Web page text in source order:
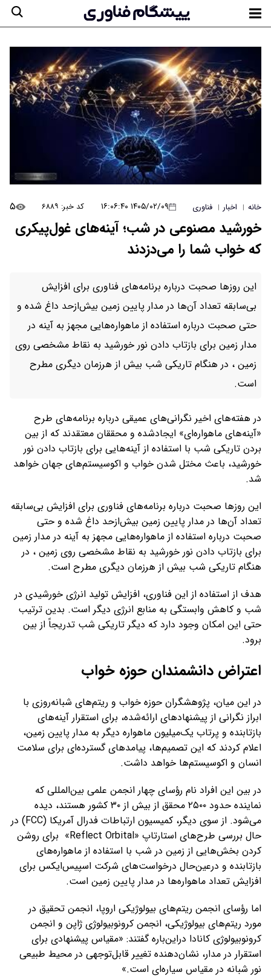
خانه | اخبار | فناوری ۱۴۰۵/۰۲/۰۹ ۱۶:۰۶:۴۰ کد خبر: ۶۸۸۹ ۵
خورشید مصنوعی در شب؛ آینه‌های غول‌پیکری
که خواب شما را می‌دزدند
این روزها صحبت درباره برنامه‌های فناوری برای افزایش
بی‌سابقه تعداد آن‌ها در مدار پایین زمین بیش‌ازحد داغ شده و
حتی صحبت درباره استفاده از ماهواره‌هایی مجهز به آینه در
مدار زمین برای بازتاب دادن نور خورشید به نقاط مشخصی روی
زمین ، در هنگام تاریکی شب بیش از هرزمان دیگری مطرح
است.
در هفته‌های اخیر نگرانی‌های عمیقی درباره برنامه‌های طرح
«آینه‌های ماهواره‌ای» ایجادشده و محققان معتقدند که از بین
بردن تاریکی شب با استفاده از آینه‌هایی برای بازتاب دادن نور
خورشید، باعث مختل شدن خواب و اکوسیستم‌های جهان خواهد
شد.
این روزها صحبت درباره برنامه‌های فناوری برای افزایش بی‌سابقه
تعداد آن‌ها در مدار پایین زمین بیش‌ازحد داغ شده و حتی
صحبت درباره استفاده از ماهواره‌هایی مجهز به آینه در مدار زمین
برای بازتاب دادن نور خورشید به نقاط مشخصی روی زمین ، در
هنگام تاریکی شب بیش از هرزمان دیگری مطرح است.
هدف از استفاده از این فناوری، افزایش تولید انرژی خورشیدی در
شب و کاهش وابستگی به منابع انرژی دیگر است. بدین ترتیب
حتی این امکان وجود دارد که دیگر تاریکی شب تدریجاً از بین
برود.
اعتراض دانشمندان حوزه خواب
در این میان، پژوهشگران حوزه خواب و ریتم‌های شبانه‌روزی با
ابراز نگرانی از پیشنهادهای ارائه‌شده، برای استقرار آینه‌های
بازتابنده و پرتاب یک‌میلیون ماهواره دیگر به مدار پایین زمین،
اعلام کردند که این تصمیم‌ها، پیامدهای گسترده‌ای برای سلامت
انسان و اکوسیستم‌ها خواهد داشت.
در بین این افراد نام رؤسای چهار انجمن علمی بین‌المللی که
نماینده حدود ۲۵۰۰ محقق از بیش از ۳۰ کشور هستند، دیده
می‌شود. از سوی دیگر، کمیسیون ارتباطات فدرال آمریکا (FCC) در
حال بررسی طرح‌های استارتاپ «Reflect Orbital» برای روشن
کردن بخش‌هایی از زمین در شب با استفاده از ماهواره‌های
بازتابنده و درعین‌حال درخواست‌های شرکت اسپیس‌ایکس برای
افزایش تعداد ماهواره‌ها در مدار پایین زمین است.
اما رؤسای انجمن ریتم‌های بیولوژیکی اروپا، انجمن تحقیق در
مورد ریتم‌های بیولوژیکی، انجمن کرونوبیولوژی ژاپن و انجمن
کرونوبیولوژی کانادا دراین‌باره گفتند: «مقیاس پیشنهادی برای
استقرار در مدار، نشان‌دهنده تغییر قابل‌توجهی در محیط طبیعی
نور شبانه در مقیاس سیاره‌ای است.»